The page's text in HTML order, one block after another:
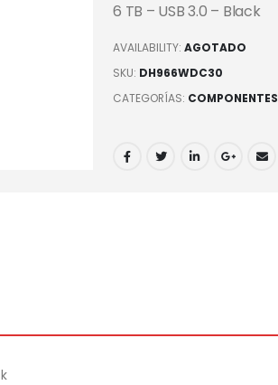
6 TB – USB 3.0 – Black
AVAILABILITY: AGOTADO
SKU: DH966WDC30
CATEGORÍAS: